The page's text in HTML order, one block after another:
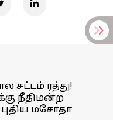
சட்டம் ரத்து!
நீதிமன்ற
மசோதா